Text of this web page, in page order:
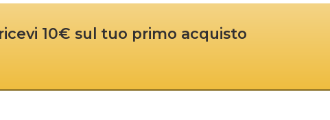
10€ sul tuo primo acquisto